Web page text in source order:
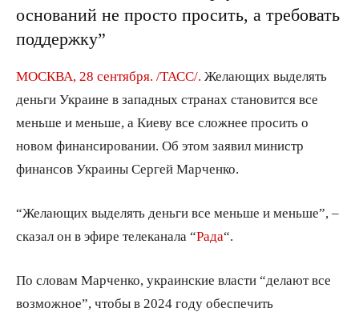
оснований не просто просить, а требовать
поддержку”
МОСКВА, 28 сентября. /ТАСС/. Желающих выделять
деньги Украине в западных странах становится все
меньше и меньше, а Киеву все сложнее просить о
новом финансировании. Об этом заявил министр
финансов Украины Сергей Марченко.
“Желающих выделять деньги все меньше и меньше”, –
сказал он в эфире телеканала “Рада“.
По словам Марченко, украинские власти “делают все
возможное”, чтобы в 2024 году обеспечить